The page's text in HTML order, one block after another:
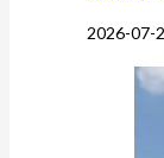
2026-07-